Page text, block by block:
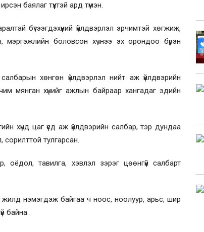
баялаг түүхтэй ард түмэн.
бүтээгдэхүүний үйлдвэрлэл эрчимтэй хөгжиж,
мэргэжлийн боловсон хүчнээ эх орондоо бүрэн
хөнгөн үйлдвэрлэл нийт аж үйлдвэрийн
мянган хүнийг ажлын байраар хангадаг эдийн
хүнд цаг үед аж үйлдвэрийн салбар, тэр дундаа
тулгарсан.
тавилга, хэвлэл зэрэг цөөнгүй салбарт
жилд нэмэгдэж байгаа ч ноос, ноолуур, арьс, шир
байна.